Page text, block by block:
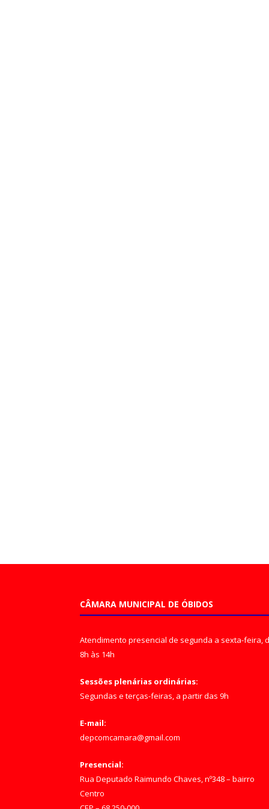
CÂMARA MUNICIPAL DE ÓBIDOS
Atendimento presencial de segunda a sexta-feira,
8h às 14h
Sessões plenárias ordinárias:
Segundas e terças-feiras, a partir das 9h
E-mail:
depcomcamara@gmail.com
Presencial:
Rua Deputado Raimundo Chaves, nº348 – bairro
Centro